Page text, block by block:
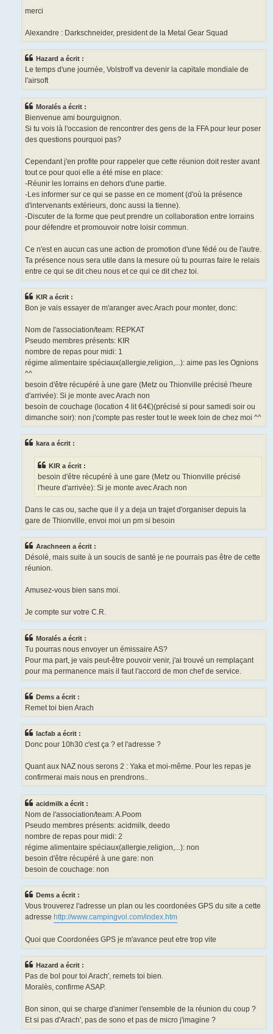
merci
Alexandre : Darkschneider, president de la Metal Gear Squad
Hazard a écrit :
Le temps d'une journée, Volstroff va devenir la capitale mondiale de
l'airsoft
Moralés a écrit :
Bienvenue ami bourguignon.
Si tu vois là l'occasion de rencontrer des gens de la FFA pour leur poser
des questions pourquoi pas?
Cependant j'en profite pour rappeler que cette réunion doit rester avant
tout ce pour quoi elle a été mise en place:
-Réunir les lorrains en dehors d'une partie.
-Les informer sur ce qui se passe en ce moment (d'où la présence
d'intervenants extérieurs, donc aussi la tienne).
-Discuter de la forme que peut prendre un collaboration entre lorrains
pour défendre et promouvoir notre loisir commun.
Ce n'est en aucun cas une action de promotion d'une fédé ou de l'autre.
Ta présence nous sera utile dans la mesure où tu pourras faire le relais
entre ce qui se dit cheu nous et ce qui ce dit chez toi.
KIR a écrit :
Bon je vais essayer de m'aranger avec Arach pour monter, donc:
Nom de l'association/team: REPKAT
Pseudo membres présents: KIR
nombre de repas pour midi: 1
régime alimentaire spéciaux(allergie,religion,...): aime pas les Ognions
^^
besoin d'être récupéré à une gare (Metz ou Thionville précisé l'heure
d'arrivée): Si je monte avec Arach non
besoin de couchage (location 4 lit 64€)(précisé si pour samedi soir ou
dimanche soir): non j'compte pas rester tout le week loin de chez moi ^^
kara a écrit :
KIR a écrit :
besoin d'être récupéré à une gare (Metz ou Thionville précisé
l'heure d'arrivée): Si je monte avec Arach non
Dans le cas ou, sache que il y a deja un trajet d'organiser depuis la
gare de Thionville, envoi moi un pm si besoin
Arachneen a écrit :
Désolé, mais suite à un soucis de santé je ne pourrais pas être de cette
réunion.
Amusez-vous bien sans moi.
Je compte sur votre C.R.
Moralés a écrit :
Tu pourras nous envoyer un émissaire AS?
Pour ma part, je vais peut-être pouvoir venir, j'ai trouvé un remplaçant
pour ma permanence mais il faut l'accord de mon chef de service.
Dems a écrit :
Remet toi bien Arach
lacfab a écrit :
Donc pour 10h30 c'est ça ? et l'adresse ?
Quant aux NAZ nous serons 2 : Yaka et moi-même. Pour les repas je
confirmerai mais nous en prendrons..
acidmilk a écrit :
Nom de l'association/team: A.Poom
Pseudo membres présents: acidmilk, deedo
nombre de repas pour midi: 2
régime alimentaire spéciaux(allergie,religion,...): non
besoin d'être récupéré à une gare: non
besoin de couchage: non
Dems a écrit :
Vous trouverez l'adresse un plan ou les coordonées GPS du site a cette
adresse http://www.campingvol.com/index.htm
Quoi que Coordonées GPS je m'avance peut etre trop vite
Hazard a écrit :
Pas de bol pour toi Arach', remets toi bien.
Moralès, confirme ASAP.
Bon sinon, qui se charge d'animer l'ensemble de la réunion du coup ?
Et si pas d'Arach', pas de sono et pas de micro j'imagine ?